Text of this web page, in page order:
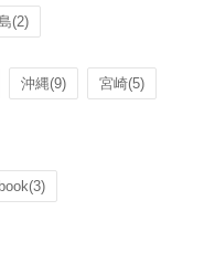
(2)
沖縄(9) 宮崎(5)
(3)